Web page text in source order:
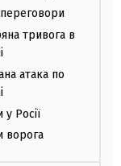
тривога в
атака по
у Росії
ворога